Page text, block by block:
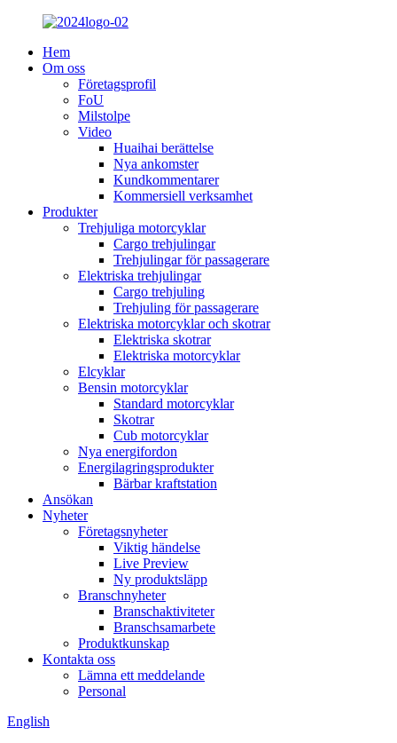
Hem
Om oss
Företagsprofil
FoU
Milstolpe
Video
Huaihai berättelse
Nya ankomster
Kundkommentarer
Kommersiell verksamhet
Produkter
Trehjuliga motorcyklar
Cargo trehjulingar
Trehjulingar för passagerare
Elektriska trehjulingar
Cargo trehjuling
Trehjuling för passagerare
Elektriska motorcyklar och skotrar
Elektriska skotrar
Elektriska motorcyklar
Elcyklar
Bensin motorcyklar
Standard motorcyklar
Skotrar
Cub motorcyklar
Nya energifordon
Energilagringsprodukter
Bärbar kraftstation
Ansökan
Nyheter
Företagsnyheter
Viktig händelse
Live Preview
Ny produktsläpp
Branschnyheter
Branschaktiviteter
Branschsamarbete
Produktkunskap
Kontakta oss
Lämna ett meddelande
Personal
English